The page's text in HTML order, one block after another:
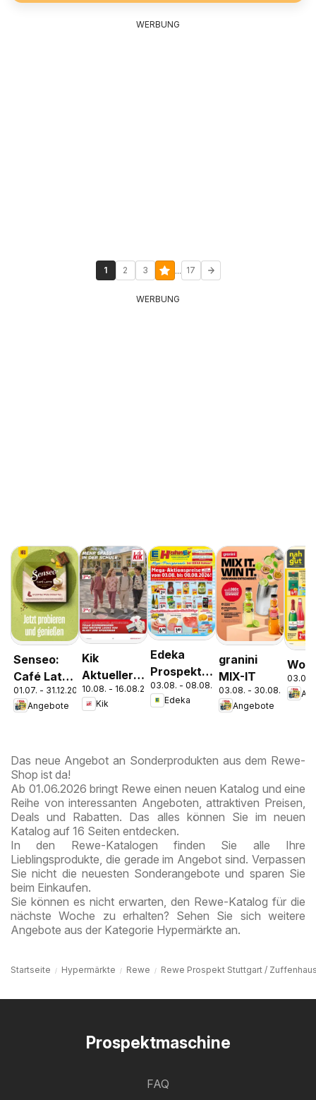
WERBUNG
1 2 3 ... 17
WERBUNG
Senseo:
Café Latte
Dubai
Chocolate
01.07. - 31.12.2026
Angebote
Kik
Aktueller
Prospekt
10.08. - 16.08.2026
Kik
Edeka
Prospekt
Parchim
03.08. - 08.08.2026
Edeka
granini
MIX-IT
03.08. - 30.08.2026
Angebote
03.08.
Das neue Angebot an Sonderprodukten aus dem Rewe-
Shop ist da!
Ab 01.06.2026 bringt Rewe einen neuen Katalog und eine
Reihe von interessanten Angeboten, attraktiven Preisen,
Deals und Rabatten. Das alles können Sie im neuen
Katalog auf 16 Seiten entdecken.
In den Rewe-Katalogen finden Sie alle Ihre
Lieblingsprodukte, die gerade im Angebot sind. Verpassen
Sie nicht die neuesten Sonderangebote und sparen Sie
beim Einkaufen.
Sie können es nicht erwarten, den Rewe-Katalog für die
nächste Woche zu erhalten? Sehen Sie sich weitere
Angebote aus der Kategorie Hypermärkte an.
Startseite Hypermärkte Rewe Rewe Prospekt Stuttgart /
Prospektmaschine
FAQ